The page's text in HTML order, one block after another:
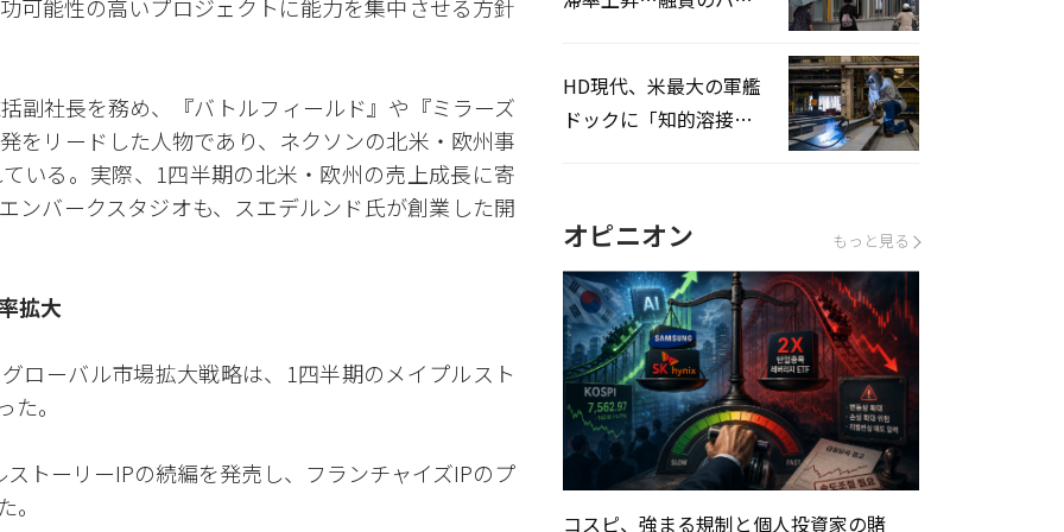
可能性の高いプロジェクトに能力を集中させる方針
副社長を務め、『バトルフィールド』や『ミラーズ
をリードした人物であり、ネクソンの北米・欧州事
いる。実際、1四半期の北米・欧州の売上成長に寄
ンバークスタジオも、スエデルンド氏が創業した開
拡大
ローバル市場拡大戦略は、1四半期のメイプルスト
。
トーリーIPの続編を発売し、フランチャイズIPのプ
HD現代、米最大の軍艦
ドックに「知的溶接」
オピニオン もっと見る
コスピ、強まる規制と個人投資家の賭